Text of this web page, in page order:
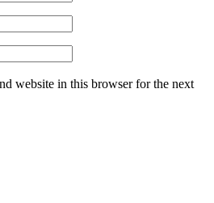
website in this browser for the next